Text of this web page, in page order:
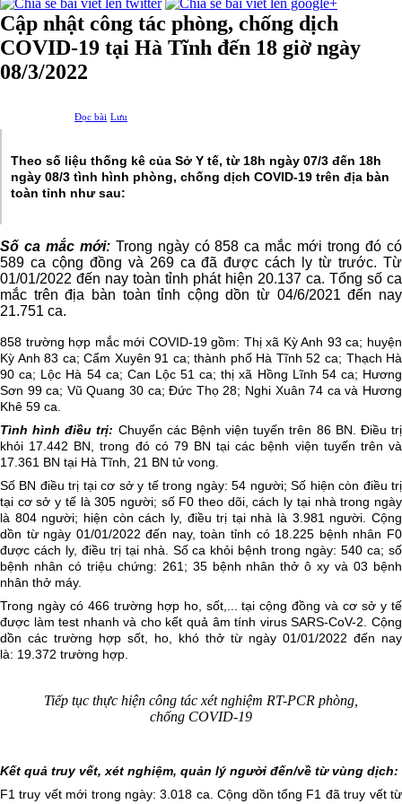
Cập nhật công tác phòng, chống dịch
COVID-19 tại Hà Tĩnh đến 18 giờ ngày
08/3/2022
Đọc bài Lưu
Theo số liệu thống kê của Sở Y tế, từ 18h ngày 07/3 đến 18h
ngày 08/3 tình hình phòng, chống dịch COVID-19 trên địa bàn
toàn tỉnh như sau:
Số ca mắc mới:Trong ngày có 858 ca mắc mới trong đó có
589 ca cộng đồng và 269 ca đã được cách ly từ trước. Từ
01/01/2022 đến nay toàn tỉnh phát hiện 20.137 ca. Tổng số ca
mắc trên địa bàn toàn tỉnh cộng dồn từ 04/6/2021 đến nay
21.751 ca.
858 trường hợp mắc mới COVID-19 gồm: Thị xã Kỳ Anh 93 ca; huyện
Kỳ Anh83 ca;Cẩm Xuyên91 ca;thành phố Hà Tĩnh52 ca; Thạch Hà
90 ca; Lộc Hà 54ca; Can Lộc 51 ca; thị xã Hồng Lĩnh 54 ca; Hương
Sơn 99ca; Vũ Quang30 ca;Đức Thọ 28; Nghi Xuân74 ca và Hương
Khê 59 ca
Tình hình điều trị: Chuyển các Bệnh viện tuyến trên 86 BN. Điều trị
khỏi 17.442 BN, trong đó có 79 BN tại các bệnh viện tuyến trên và
17.361 BN tại Hà Tĩnh, 21 BN tử vong.
Số BN điều trị tại cơ sở y tế trong ngày: 54 người;Số hiện còn điều trị
tại cơ sở y tế là 305 người; số F0 theo dõi, cách ly tại nhà trong ngày
là 804 người; hiện còn cách ly, điều trị tại nhà là 3.981 người. Cộng
dồn từ ngày 01/01/2022 đến nay, toàn tỉnh có 18.225 bệnh nhân F0
được cách ly, điều trị tại nhà. Số ca khỏi bệnh trong ngày: 540 ca; số
bệnh nhân có triệu chứng: 261; 35 bệnh nhân thở ô xy và 03 bệnh
nhân thở máy.
Trong ngày có 466 trường hợp ho, sốt,... tại cộng đồng và cơ sở y tế
được làm test nhanh và cho kết quả âm tính virus SARS-CoV-2. Cộng
dồn các trường hợp sốt, ho, khó thở từ ngày 01/01/2022 đến nay
là: 19.372 trường hợp.
Tiếp tục thực hiện công tác xét nghiệm RT-PCR phòng,
chống COVID-19
Kết quả truy vết, xét nghiệm, quản lý người đến/về từ vùng dịch:
F1 truy vết mới trong ngày: 3.018 ca. Cộng dồn tổng F1 đã truy vết từ